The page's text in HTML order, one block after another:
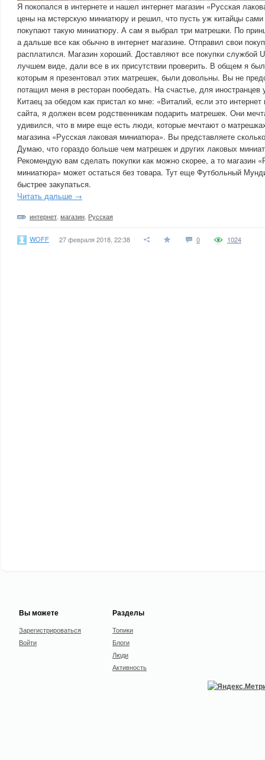
Я покопался в интернете и нашел интернет магазин «Русская
цены на мстерскую миниатюру и решил, что пусть уж китайцы
покупают такую миниатюру. А сам я выбрал три матрешки. По
а дальше все как обычно в интернет магазине. Отправил свои
расплатился. Магазин хороший. Доставляют все покупки службой
лучшем виде, дали все в их присутствии проверить. В общем я
которым я презентовал этих матрешек, были довольны. Вы не
потащил меня в ресторан пообедать. На счастье, для
Китаец за обедом как пристал ко мне: «Виталий, если это
сайта, я должен всем родственникам подарить матрешек. Они
удивился, что в мире еще есть люди, которые мечтают о
магазина «Русская лаковая миниатюра». Вы представляете
Думаю, что гораздо больше чем матрешек и других лаковых
Рекомендую вам сделать покупки как можно скорее, а то магазин
миниатюра» может остаться без товара. Тут еще Футбольный
быстрее закупаться.
Читать дальше →
интернет магазин Русская
WOFF 27 февраля 2018, 22:38 0 1024
Вы можете
Зарегистрироваться
Войти
Разделы
Топики
Блоги
Люди
Активность